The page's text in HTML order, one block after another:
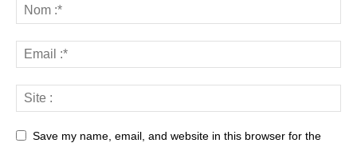
Save my name, email, and website in this browser for the